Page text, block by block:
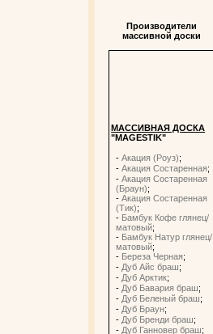
Производители
массивной доски
МАССИВНАЯ ДОСКА
"MAGESTIK"
- Акация (Роуз);
- Акация Состаренная;
- Акация Состаренная
(Браун);
- Акация Состаренная
(Тик);
- Бамбук Кофе глянец/
матовый;
- Бамбук Натур глянец/
матовый;
- Береза Черная;
- Дуб Айс браш;
- Дуб Арктик;
- Дуб Бавария браш;
- Дуб Беленый браш;
- Дуб Браун;
- Дуб Бренди браш;
- Дуб Ганновер браш;